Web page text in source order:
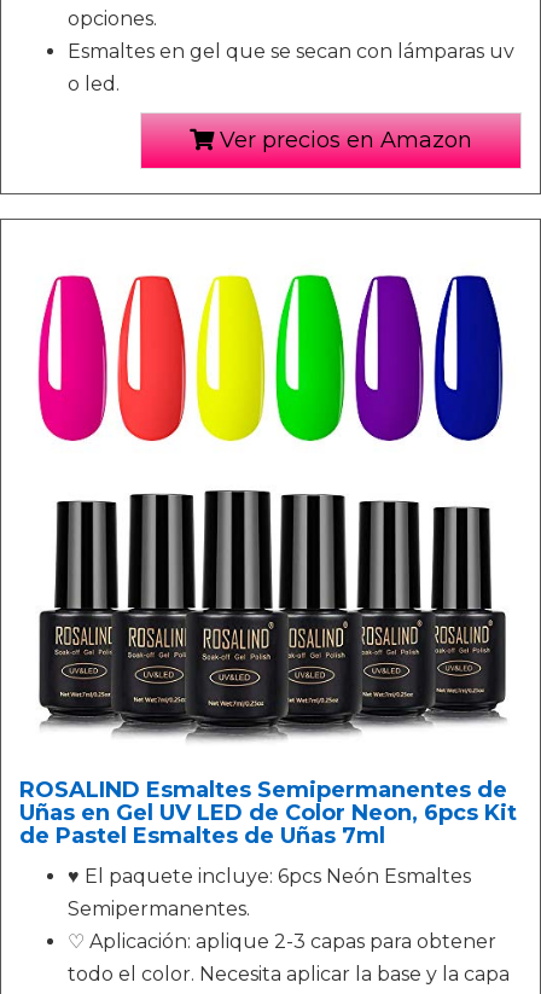
opciones.
Esmaltes en gel que se secan con lámparas uv
o led.
Ver precios en Amazon
ROSALIND Esmaltes Semipermanentes de
Uñas en Gel UV LED de Color Neon, 6pcs Kit
de Pastel Esmaltes de Uñas 7ml
♥ El paquete incluye: 6pcs Neón Esmaltes
Semipermanentes.
♡ Aplicación: aplique 2-3 capas para obtener
todo el color. Necesita aplicar la base y la capa